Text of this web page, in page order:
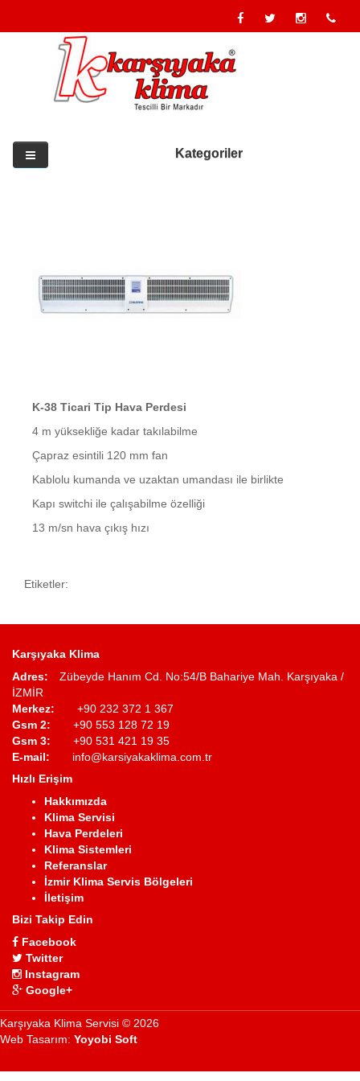
Kategoriler
K-38 Ticari Tip Hava Perdesi
4 m yüksekliğe kadar takılabilme
Çapraz esintili 120 mm fan
Kablolu kumanda ve uzaktan umandası ile birlikte
Kapı switchi ile çalışabilme özelliği
13 m/sn hava çıkış hızı
Etiketler:
Karşıyaka Klima
Adres: Zübeyde Hanım Cd. No:54/B Bahariye Mah. Karşıyaka /
İZMİR
Merkez: +90 232 372 1 367
Gsm 2: +90 553 128 72 19
Gsm 3: +90 531 421 19 35
E-mail: info@karsiyakaklima.com.tr
Hızlı Erişim
Hakkımızda
Klima Servisi
Hava Perdeleri
Klima Sistemleri
Referanslar
İzmir Klima Servis Bölgeleri
İletişim
Bizi Takip Edin
Facebook
Twitter
Instagram
Google+
Karşıyaka Klima Servisi © 2026
Web Tasarım: Yoyobi Soft